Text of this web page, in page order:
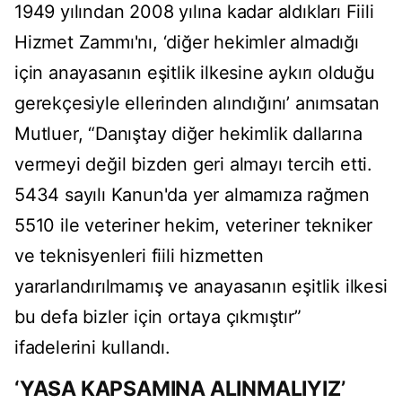
1949 yılından 2008 yılına kadar aldıkları Fiili
Hizmet Zammı'nı, ‘diğer hekimler almadığı
için anayasanın eşitlik ilkesine aykırı olduğu
gerekçesiyle ellerinden alındığını’ anımsatan
Mutluer, “Danıştay diğer hekimlik dallarına
vermeyi değil bizden geri almayı tercih etti.
5434 sayılı Kanun'da yer almamıza rağmen
5510 ile veteriner hekim, veteriner tekniker
ve teknisyenleri fiili hizmetten
yararlandırılmamış ve anayasanın eşitlik ilkesi
bu defa bizler için ortaya çıkmıştır”
ifadelerini kullandı.
‘YASA KAPSAMINA ALINMALIYIZ’